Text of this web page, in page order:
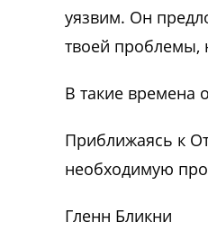
уязвим. Он
твоей проблемы,
В такие времена
Приближаясь к
необходимую
Гленн Бликни